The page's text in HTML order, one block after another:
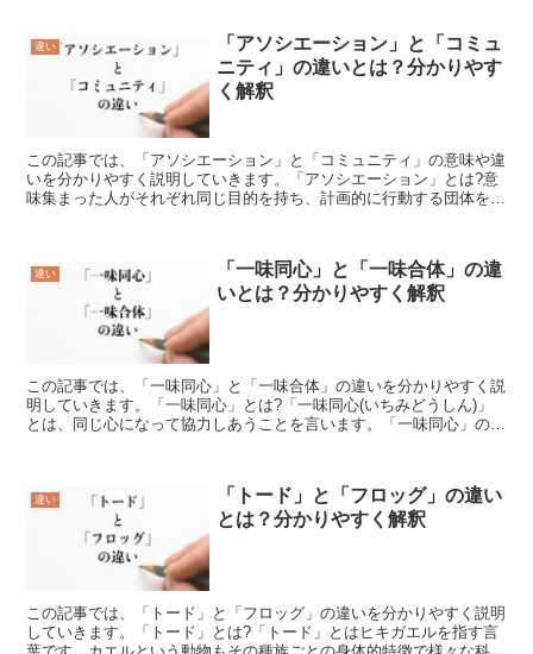
違い
「アソシエーション」と「コミュ
ニティ」の違いとは？分かりやす
く解釈
この記事では、「アソシエーション」と「コミュニティ」の意味や違
いを分かりやすく説明していきます。「アソシエーション」とは?意
味集まった人がそれぞれ同じ目的を持ち、計画的に行動する団体を
違い
「一味同心」と「一味合体」の違
いとは？分かりやすく解釈
この記事では、「一味同心」と「一味合体」の違いを分かりやすく説
明していきます。「一味同心」とは?「一味同心(いちみどうしん)」
とは、同じ心になって協力しあうことを言います。「一味同心」の
違い
「トード」と「フロッグ」の違い
とは？分かりやすく解釈
この記事では、「トード」と「フロッグ」の違いを分かりやすく説明
していきます。「トード」とは?「トード」とはヒキガエルを指す言